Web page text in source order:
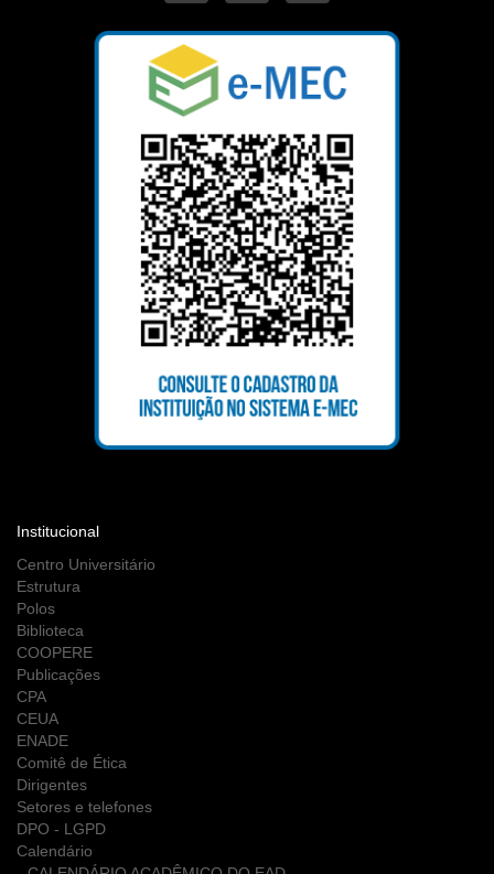
Institucional
Centro Universitário
Estrutura
Polos
Biblioteca
COOPERE
Publicações
CPA
CEUA
ENADE
Comitê de Ética
Dirigentes
Setores e telefones
DPO - LGPD
Calendário